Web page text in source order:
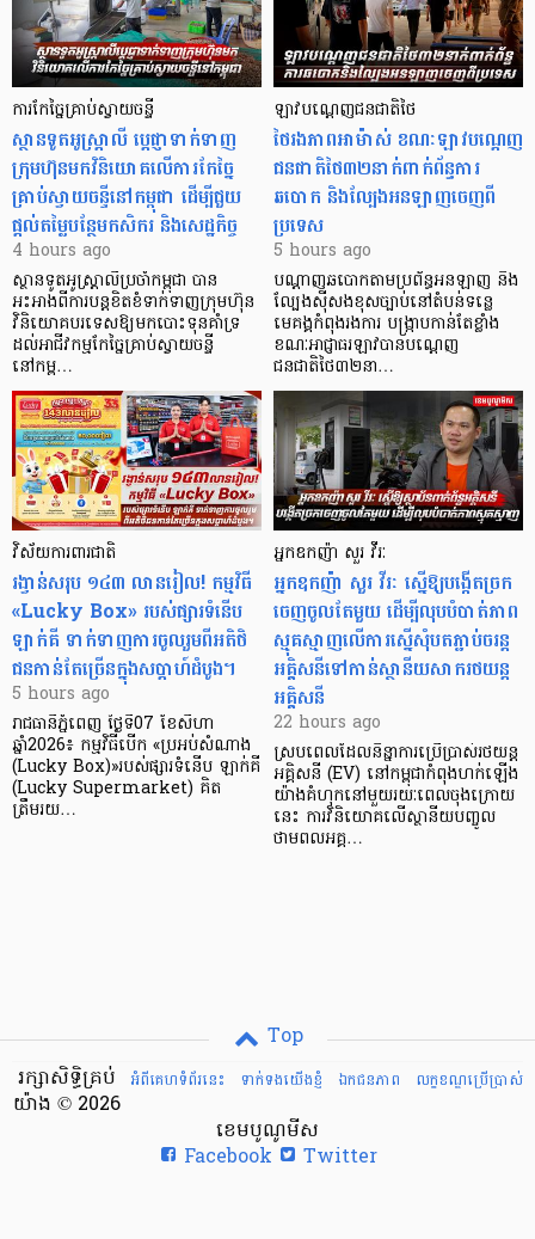
ការកែច្នៃគ្រាប់ស្វាយចន្ទី
ស្ថានទូតអូស្ត្រាលី ប្តេជ្ញាទាក់ទាញ
ក្រុមហ៊ុនមក​វិនិយោគលើការកែច្នៃ
គ្រាប់ស្វាយចន្ទីនៅកម្ពុជា ដើម្បីជួយ
ផ្តល់តម្លៃបន្ថែមកសិករ និងសេដ្ឋកិច្ច
4 hours ago
ស្ថានទូតអូស្ត្រាលីប្រចាំកម្ពុជា បាន
អះអាងពីការបន្តខិតខំទាក់ទាញក្រុមហ៊ុន
វិនិយោគបរទេសឱ្យមកបោះទុនគាំទ្រ
ដល់អាជីវកម្មកែច្នៃគ្រាប់ស្វាយចន្ទី
នៅកម្ព…
ឡាវបណ្តេញជនជាតិថៃ
ថៃរងភាពអាម៉ាស់ ខណៈឡាវបណ្តេញ
ជនជាតិថៃ៣២នាក់ពាក់ព័ន្ធការ
ឆបោក និងល្បែងអនឡាញចេញពី
ប្រទេស
5 hours ago
បណ្តាញឆបោកតាមប្រព័ន្ធអនឡាញ និង
ល្បែងស៊ីសងខុសច្បាប់នៅតំបន់ទន្លេ
មេគង្គកំពុងរងការ បង្ក្រាប​កាន់តែខ្លាំង
ខណៈអាជ្ញាធរឡាវបានបណ្តេញ
ជនជាតិថៃ៣២នា…
វិស័យការពារជាតិ
រង្វាន់សរុប ១៤៣ លានរៀល! កម្មវិធី
«Lucky Box» របស់ផ្សារទំនើប
ឡាក់គី ទាក់ទាញការចូលរួមពីអតិថិ
ជនកាន់តែច្រើនក្នុងសប្តាហ៍ដំបូង។
5 hours ago
រាជធានីភ្នំពេញ ថ្ងៃទី07 ខែសីហា
ឆ្នាំ2026៖ កម្មវិធីបើក «ប្រអប់សំណាង
(Lucky Box)»របស់ផ្សារទំនើប ឡាក់គី
(Lucky Supermarket) គិត
ត្រឹមរយ…
អ្នកឧកញ៉ា សួរ វីរៈ
អ្នកឧកញ៉ា សួរ វីរៈ ស្នើឱ្យបង្កើតច្រក
ចេញចូលតែមួយ ដើម្បីលុបបំបាត់ភាព
ស្មុគស្មាញលើការស្នើសុំបតភ្ជាប់ចរន្ត
អគ្គិសនីទៅកាន់ស្ថានីយសាករថយន្ត
អគ្គិសនី
22 hours ago
ស្របពេលដែលនិន្នាការប្រើប្រាស់រថយន្ត
អគ្គិសនី (EV) នៅកម្ពុជាកំពុងហក់ឡើង
យ៉ាងគំហុកនៅមួយរយៈពេលចុងក្រោយ
នេះ ការវិនិយោគលើស្ថានីយបញ្ចូល
ថាមពលអគ្គ…
Top
អំពីគេហទំព័រនេះ
ទាក់ទងយើងខ្ញំ ឯកជនភាព លក្ខខណ្ឌ​ប្រើ​ប្រាស់
រក្សាសិទ្ធិគ្រប់
យ៉ាង © 2026
ខេមបូណូមីស
Facebook
Twitter